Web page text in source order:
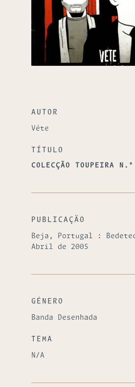
AUTOR
Véte
TÍTULO
COLECÇÃO TOUPEIRA
PUBLICAÇÃO
Beja, Portugal :
Abril de 2005
GÉNERO
Banda Desenhada
TEMA
N/A